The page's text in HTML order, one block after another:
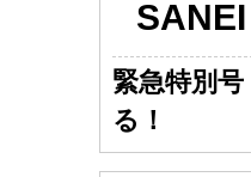
緊急特別号
る！